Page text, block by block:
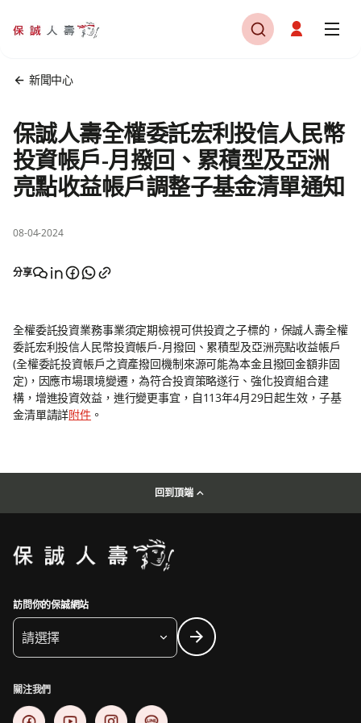
新聞中心
保誠人壽全權委託宏利投信人民幣
投資帳戶-月撥回、累積型及亞洲
亮點收益帳戶調整子基金清單通知
08-04-2024
分享
全權委託投資業務事業須定期檢視可供投資之子標的，保誠人壽全權
委託宏利投信人民幣投資帳戶-月撥回、累積型及亞洲亮點收益帳戶
(全權委託投資帳戶之資產撥回機制來源可能為本金且撥回金額非固
定)，因應市場環境變遷，為符合投資策略遂行、強化投資組合建
構，增進投資效益，進行變更事宜，自113年4月29日起生效，子基
金清單請詳附件 。
回到頂端
訪問你的保誠網站
請選擇
關注我們